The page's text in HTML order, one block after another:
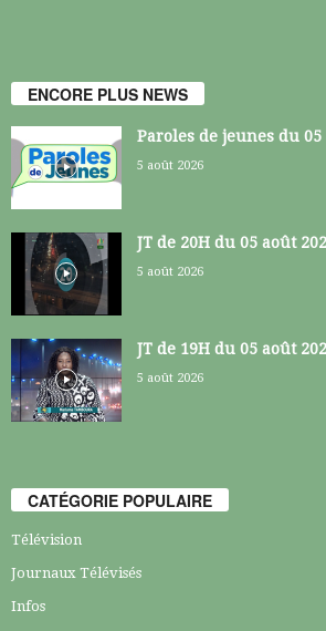
ENCORE PLUS NEWS
Paroles de jeunes du 05
5 août 2026
JT de 20H du 05 août
5 août 2026
JT de 19H du 05 août
5 août 2026
CATÉGORIE POPULAIRE
Télévision
Journaux Télévisés
Infos